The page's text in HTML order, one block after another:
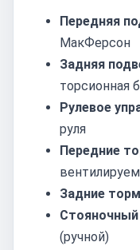
Передняя
МакФерсон
Задняя
торсионная
Рулевое
руля
Передние
Задние
(ручной)